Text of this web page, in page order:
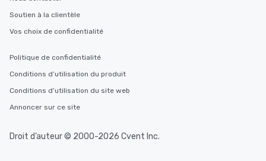
Soutien à la clientèle
Vos choix de confidentialité
Politique de confidentialité
Conditions d’utilisation du produit
Conditions d’utilisation du site web
Annoncer sur ce site
Droit d’auteur © 2000-2026 Cvent Inc.